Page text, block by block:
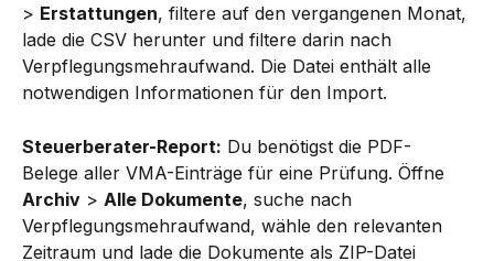
> Erstattungen, filtere auf den vergangenen Monat,
lade die CSV herunter und filtere darin nach
Verpflegungsmehraufwand. Die Datei enthält alle
notwendigen Informationen für den Import.
Steuerberater-Report: Du benötigst die PDF-
Belege aller VMA-Einträge für eine Prüfung. Öffne
Archiv > Alle Dokumente, suche nach
Verpflegungsmehraufwand, wähle den relevanten
Zeitraum und lade die Dokumente als ZIP-Datei